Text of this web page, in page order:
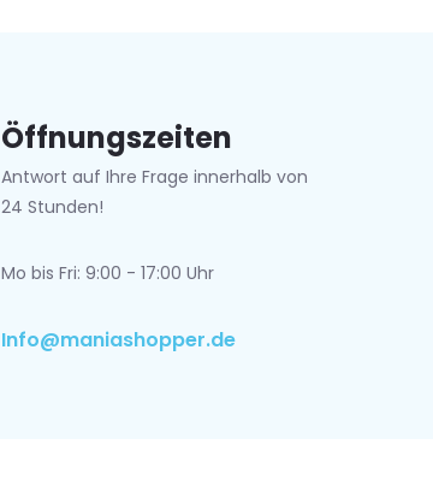
Öffnungszeiten
Antwort auf Ihre Frage innerhalb von
24 Stunden!
Mo bis Fri: 9:00 - 17:00 Uhr
Info@maniashopper.de